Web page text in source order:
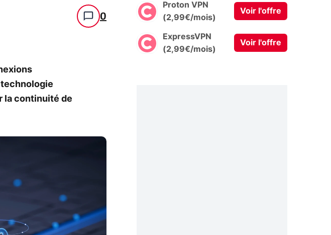
0
technologie
la continuité de
Proton VPN
(2,99€/mois)
Voir l'offre
ExpressVPN
(2,99€/mois)
Voir l'offre